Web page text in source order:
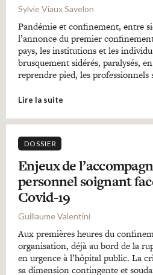
Sylvie Viaux Savelon
Pandémie et confinement, entre
l’annonce du premier
pays, les institutions et les
brusquement sidérés, paralysés,
reprendre pied, les professionnels
Lire la suite
DOSSIER
Enjeux de
personnel soignant
Covid-19
Guillaume Valentini
Aux premières heures du
organisation, déjà au bord de la
en urgence à l’hôpital public. La
sa dimension contingente et